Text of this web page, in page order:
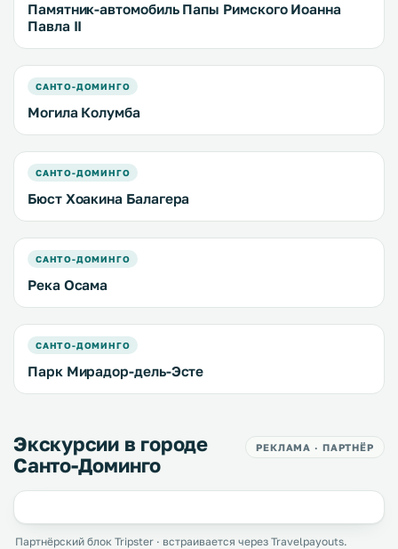
Памятник-автомобиль Папы Римского Иоанна
Павла II
САНТО-ДОМИНГО
Могила Колумба
САНТО-ДОМИНГО
Бюст Хоакина Балагера
САНТО-ДОМИНГО
Река Осама
САНТО-ДОМИНГО
Парк Мирадор-дель-Эсте
Экскурсии в городе
Санто-Доминго
РЕКЛАМА · ПАРТНЁР
Партнёрский блок Tripster · встраивается через Travelpayouts.